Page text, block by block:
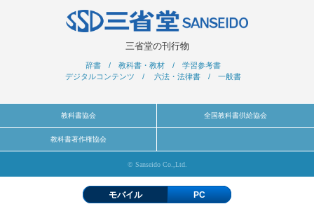
三省堂の刊行物
辞書 / 教科書・教材 / 学習参考書
デジタルコンテンツ / 六法・法律書 / 一般書
教科書協会 全国教科書供給協会
教科書著作権協会
© Sanseido Co.,Ltd.
モバイル PC